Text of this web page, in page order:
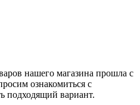
нашего магазина прошла с
ознакомиться с
подходящий вариант.